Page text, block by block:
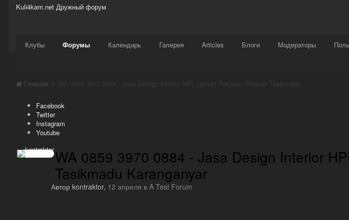
Kuli4kam.net Дружный форум
Сайт
Клубы Форумы Календарь Галерея Articles Блоги Модераторы
Активность Support Магазин Награды Чат
Главная
Facebook
Twitter
Instagram
Youtube
WA 0859 3970 0884 - Jasa Design Interior
Tasikmadu Karanganyar
Автор kontraktor, 12 апреля в A Test Forum